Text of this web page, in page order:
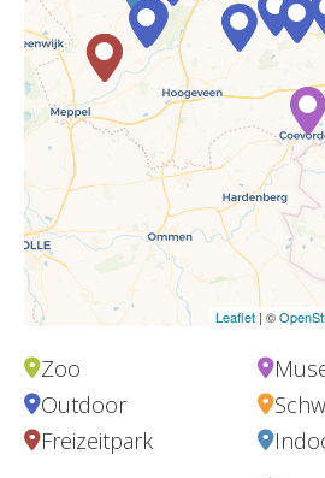
Leaflet | ©
Zoo
Outdoor
Freizeitpark